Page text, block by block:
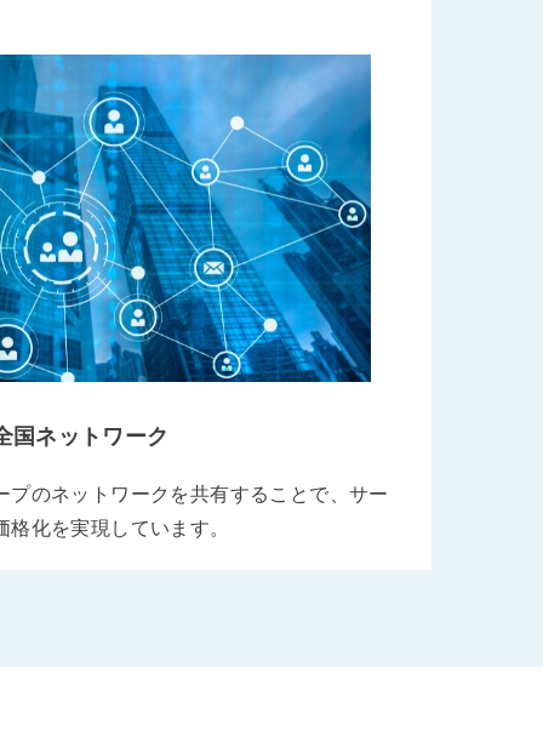
国ネットワーク
プのネットワークを共有することで、サー
化を実現しています。